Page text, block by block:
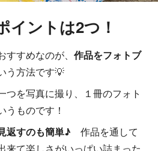
イントは2つ！
すめなのが、 作品をフォトブ
う方法です💡
つを写真に撮り、１冊のフォト
うものです！
返すのも簡単♪ 作品を通して